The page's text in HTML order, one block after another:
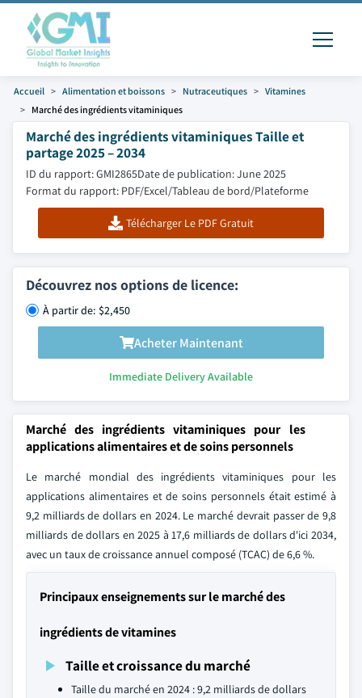
Accueil Alimentation et boissons Nutraceutiques
Vitamines
Marché des ingrédients vitaminiques
Marché des ingrédients vitaminiques Taille et
partage 2025 – 2034
ID du rapport: GMI2865Date de publication: June 2025
Format du rapport: PDF/Excel/Tableau de bord/Plateforme
Télécharger Le PDF Gratuit
Découvrez nos options de licence:
À partir de: $2,450
Acheter Maintenant
Immediate Delivery Available
Marché des ingrédients vitaminiques pour les
applications alimentaires et de soins personnels
Le marché mondial des ingrédients vitaminiques pour les
applications alimentaires et de soins personnels était estimé à
9,2 milliards de dollars en 2024. Le marché devrait passer de 9,8
milliards de dollars en 2025 à 17,6 milliards de dollars d'ici 2034,
avec un taux de croissance annuel composé (TCAC) de 6,6 %.
Principaux enseignements sur le marché des
ingrédients de vitamines
Taille et croissance du marché
Taille du marché en 2024 : 9,2 milliards de dollars